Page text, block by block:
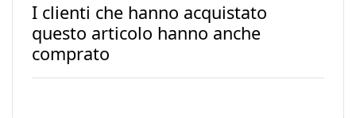
I clienti che hanno acquistato
questo articolo hanno anche
comprato